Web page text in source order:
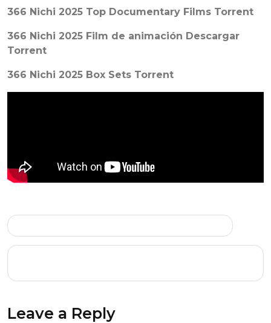
366 Nichi 2025 Top Documentary Films Torrent
366 Nichi 2025 Film de animación Descargar
Torrent
366 Nichi 2025 Box Sets Torrent
Leave a Reply